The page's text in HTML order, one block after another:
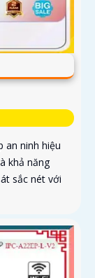
an ninh hiệu
khả năng
sắc nét với